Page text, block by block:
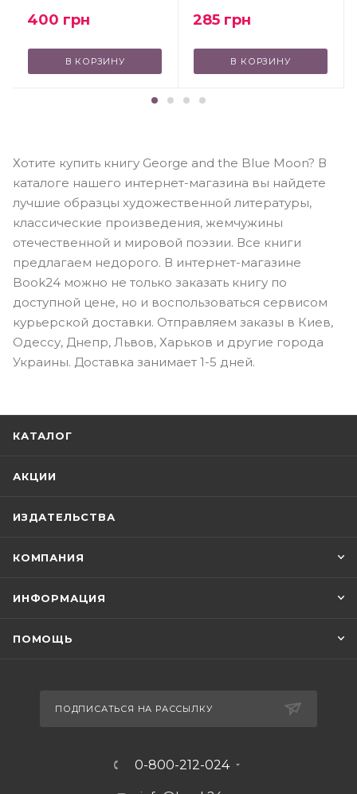
400 грн
В КОРЗИНУ
285 грн
В КОРЗИНУ
Хотите купить книгу George and the Blue Moon? В
каталоге нашего интернет-магазина вы найдете
лучшие образцы художественной литературы,
классические произведения, жемчужины
отечественной и мировой поэзии. Все книги
предлагаем недорого. В интернет-магазине
Book24 можно не только заказать книгу по
доступной цене, но и воспользоваться сервисом
курьерской доставки. Отправляем заказы в Киев,
Одессу, Днепр, Львов, Харьков и другие города
Украины. Доставка занимает 1-5 дней.
КАТАЛОГ
АКЦИИ
ИЗДАТЕЛЬСТВА
КОМПАНИЯ
ИНФОРМАЦИЯ
ПОМОЩЬ
ПОДПИСАТЬСЯ НА РАССЫЛКУ
0-800-212-024